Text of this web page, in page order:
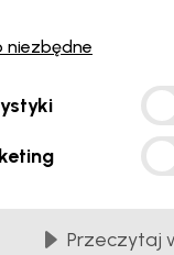
3
3 próbek
type
Dla mnie
niezbędne
Przeczytaj